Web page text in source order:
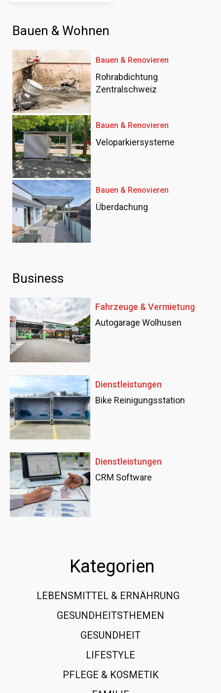
Bauen & Wohnen
Bauen & Renovieren
Rohrabdichtung
Zentralschweiz
Bauen & Renovieren
Veloparkiersysteme
Bauen & Renovieren
Überdachung
Business
Fahrzeuge & Vermietung
Autogarage Wolhusen
Dienstleistungen
Bike Reinigungsstation
Dienstleistungen
CRM Software
Kategorien
LEBENSMITTEL & ERNÄHRUNG
GESUNDHEITSTHEMEN
GESUNDHEIT
LIFESTYLE
PFLEGE & KOSMETIK